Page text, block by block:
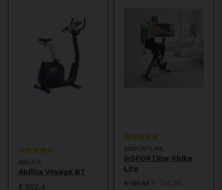
ABILICA
Abilica Voyage BT
€ 852,4
INSPORTLINE
inSPORTline Xbike
Lite
€ 181,83 € 154,55